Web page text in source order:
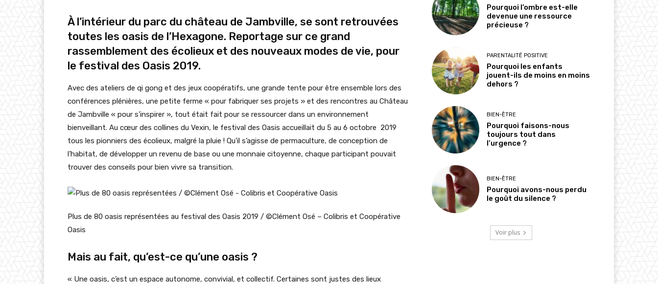
À l’intérieur du parc du château de Jambville, se sont retrouvées
toutes les oasis de l’Hexagone. Reportage sur ce grand
rassemblement des écolieux et des nouveaux modes de vie, pour
le festival des Oasis 2019.
Avec des ateliers de qi gong et des jeux coopératifs, une grande tente pour être ensemble lors des
conférences plénières, une petite ferme « pour fabriquer ses projets » et des rencontres au Château
de Jambville « pour s’inspirer », tout était fait pour se ressourcer dans un environnement
bienveillant. Au cœur des collines du Vexin, le festival des Oasis accueillait du 5 au 6 octobre 2019
tous les pionniers des écolieux, malgré la pluie ! Qu’il s’agisse de permaculture, de conception de
l’habitat, de développer un revenu de base ou une monnaie citoyenne, chaque participant pouvait
trouver des conseils pour bien vivre sa transition.
Plus de 80 oasis représentées au festival des Oasis 2019 / ©Clément Osé – Colibris et Coopérative
Oasis
Mais au fait, qu’est-ce qu’une oasis ?
« Une oasis, c’est un espace autonome, convivial, et collectif. Certaines sont justes des lieux
Pourquoi l’ombre est-elle
devenue une ressource
précieuse ?
PARENTALITÉ POSITIVE
Pourquoi les enfants
jouent-ils de moins en moins
dehors ?
BIEN-ÊTRE
Pourquoi faisons-nous
toujours tout dans
l’urgence ?
BIEN-ÊTRE
Pourquoi avons-nous perdu
le goût du silence ?
Voir plus